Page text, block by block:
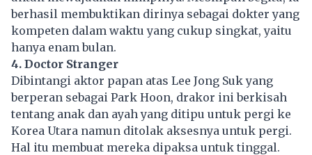
berhasil membuktikan dirinya sebagai dokter yang
kompeten dalam waktu yang cukup singkat, yaitu
hanya enam bulan.
4. Doctor Stranger
Dibintangi aktor papan atas Lee Jong Suk yang
berperan sebagai Park Hoon, drakor ini berkisah
tentang anak dan ayah yang ditipu untuk pergi ke
Korea Utara namun ditolak aksesnya untuk pergi.
Hal itu membuat mereka dipaksa untuk tinggal.